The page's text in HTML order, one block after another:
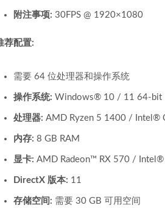
附注事项: 30FPS @ 1920×1080
荐配置:
需要 64 位处理器和操作系统
操作系统: Windows® 10 / 11 64-bit
处理器: AMD Ryzen 5 1400 / Intel®
内存: 8 GB RAM
显卡: AMD Radeon™ RX 570 /
DirectX 版本: 11
存储空间: 需要 30 GB 可用空间